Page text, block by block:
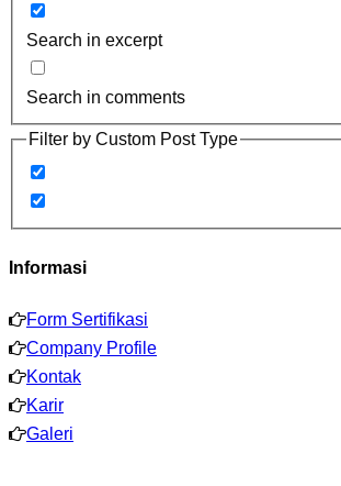
Search in excerpt
Search in comments
Filter by Custom Post Type
Informasi
Form Sertifikasi
Company Profile
Kontak
Karir
Galeri